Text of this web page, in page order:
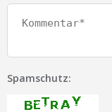
Spamschutz: